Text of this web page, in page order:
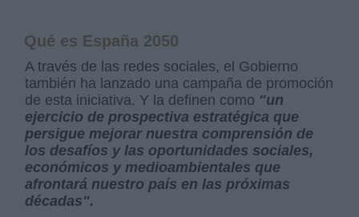
Qué es España 2050
A través de las redes sociales, el Gobierno
también ha lanzado una campaña de promoción
de esta iniciativa. Y la definen como "un
ejercicio de prospectiva estratégica que
persigue mejorar nuestra comprensión de
los desafíos y las oportunidades sociales,
económicos y medioambientales que
afrontará nuestro país en las próximas
décadas".